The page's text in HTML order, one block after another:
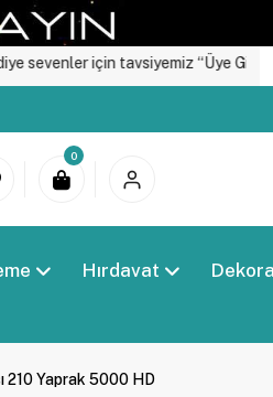
için tavsiyemiz “Üye Girişi" yapın.
0
Hırdavat
210 Yaprak 5000 HD